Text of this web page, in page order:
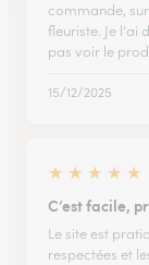
commande,
fleuriste. Je l'ai
pas voir le
15/12/2025
★ ★ ★ ★ ★
C’est facile,
Le site est
respectées et